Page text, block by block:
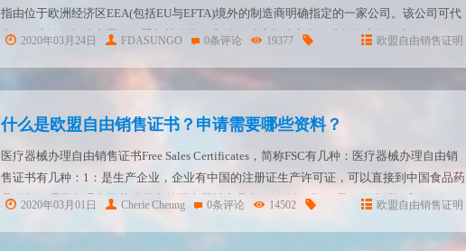
指由位于欧洲经济区EEA(包括EU与EFTA)境外的制造商明确指定的一家公司。该公司可代
表EEA境外的制造商履行欧盟相关的指令和法律对该制造商所要求的特定的职责。欧...
2020年03月24日 FDASUNGO 0条评论 19377 欧盟自由销售证明
什么是欧盟自由销售证书？申请需要哪些资料？
医疗器械办理自由销售证书Free Sales Certificates，简称FSC有几种：医疗器械办理自由销
售证书有几种：1：是生产企业，企业有中国的注册证生产许可证，可以直接到中国食品药
品监督管理局办理中国药监局出的医疗器械产品出口销售证明2：需要有注册证和许可证，
2020年03月01日 Cherie Cheung 0条评论 14502 欧盟自由销售证明